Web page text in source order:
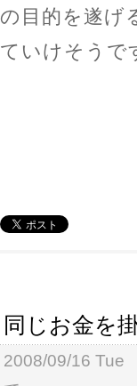
の目的を遂げ
ていけそうで
同じお金を
2008/09/16 Tue